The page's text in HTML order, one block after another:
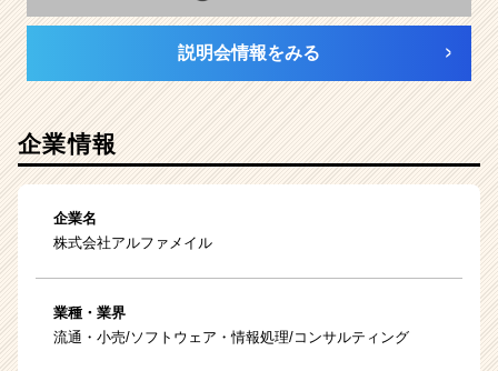
説明会情報をみる
企業情報
企業名
株式会社アルファメイル
業種・業界
流通・小売/ソフトウェア・情報処理/コンサルティング